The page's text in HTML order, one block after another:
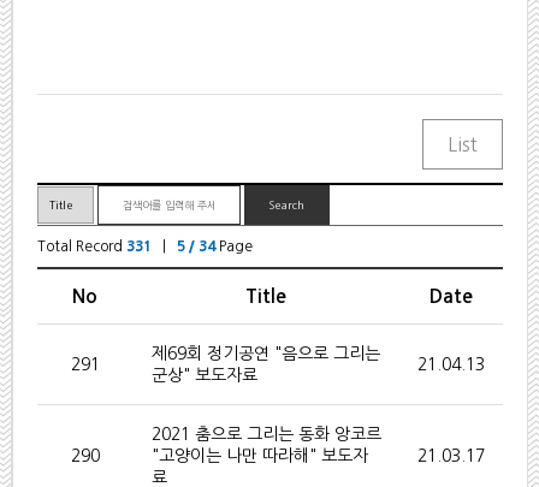
Total Record 331 5 / 34Page
No Title Date
291
제69회 정기공연 "음으로 그리는
군상" 보도자료
21.04.13
290
2021 춤으로 그리는 동화 앙코르
"고양이는 나만 따라해" 보도자
료
21.03.17